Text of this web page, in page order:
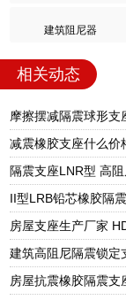
建筑阻尼器
相关动态